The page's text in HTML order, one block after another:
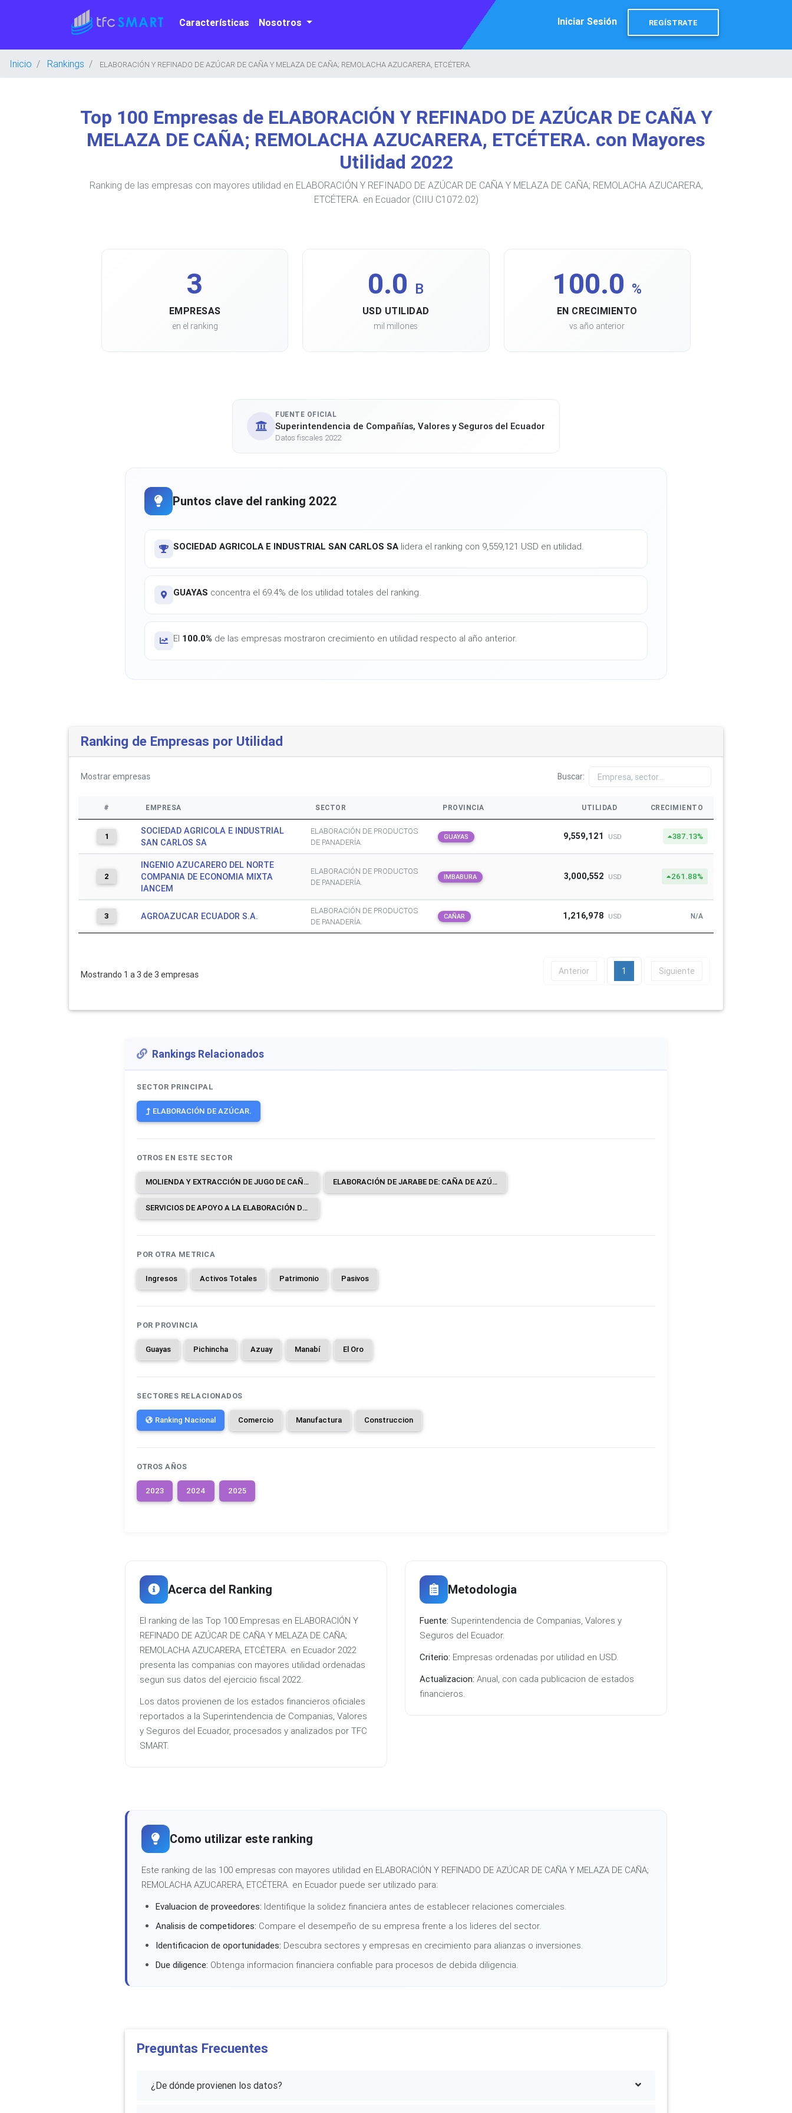
Características Nosotros Iniciar Sesión REGÍSTRATE
Inicio Rankings ELABORACIÓN Y REFINADO DE AZÚCAR DE CAÑA Y MELAZA DE CAÑA; REMOLACHA AZUCARERA, ETCÉTERA.
Top 100 Empresas de ELABORACIÓN Y REFINADO DE AZÚCAR DE CAÑA Y
MELAZA DE CAÑA; REMOLACHA AZUCARERA, ETCÉTERA. con Mayores
Utilidad 2022
Ranking de las empresas con mayores utilidad en ELABORACIÓN Y REFINADO DE AZÚCAR DE CAÑA Y MELAZA DE CAÑA; REMOLACHA AZUCARERA,
ETCÉTERA. en Ecuador (CIIU C1072.02)
3
EMPRESAS
en el ranking
0.0 B
USD UTILIDAD
mil millones
100.0 %
EN CRECIMIENTO
vs año anterior
FUENTE OFICIAL
Superintendencia de Compañías, Valores y Seguros del Ecuador
Datos fiscales 2022
Puntos clave del ranking 2022
SOCIEDAD AGRICOLA E INDUSTRIAL SAN CARLOS SA lidera el ranking con 9,559,121 USD en utilidad.
GUAYAS concentra el 69.4% de los utilidad totales del ranking.
El 100.0% de las empresas mostraron crecimiento en utilidad respecto al año anterior.
Ranking de Empresas por Utilidad
Mostrarempresas Buscar:
# EMPRESA SECTOR PROVINCIA UTILIDAD CRECIMIENTO
1
SOCIEDAD AGRICOLA E INDUSTRIAL
SAN CARLOS SA
ELABORACIÓN DE PRODUCTOS
DE PANADERÍA.
GUAYAS 9,559,121 USD 387.13%
2
INGENIO AZUCARERO DEL NORTE
COMPANIA DE ECONOMIA MIXTA
IANCEM
ELABORACIÓN DE PRODUCTOS
DE PANADERÍA.
IMBABURA 3,000,552 USD 261.88%
3 AGROAZUCAR ECUADOR S.A.
ELABORACIÓN DE PRODUCTOS
DE PANADERÍA.
CAÑAR 1,216,978 USD N/A
Mostrando 1 a 3 de 3 empresas Anterior 1 Siguiente
Rankings Relacionados
SECTOR PRINCIPAL
ELABORACIÓN DE AZÚCAR.
OTROS EN ESTE SECTOR
MOLIENDA Y EXTRACCIÓN DE JUGO DE CAÑA (TRAPICHE) Y PRODUCCIÓN DE PANELA. ELABORACIÓN DE JARABE DE: CAÑA DE AZÚCAR, PALMA, REMOLACHA AZUCARERA, STEVIA, ETCÉTERA.
SERVICIOS DE APOYO A LA ELABORACIÓN DE AZÚCAR A CAMBIO DE UNA RETRIBUCIÓN O POR CONTRATO.
POR OTRA METRICA
Ingresos Activos Totales Patrimonio Pasivos
POR PROVINCIA
Guayas Pichincha Azuay Manabí El Oro
SECTORES RELACIONADOS
Ranking Nacional Comercio Manufactura Construccion
OTROS AÑOS
2023 2024 2025
Acerca del Ranking
El ranking de las Top 100 Empresas en ELABORACIÓN Y
REFINADO DE AZÚCAR DE CAÑA Y MELAZA DE CAÑA;
REMOLACHA AZUCARERA, ETCÉTERA. en Ecuador 2022
presenta las companias con mayores utilidad ordenadas
segun sus datos del ejercicio fiscal 2022.
Los datos provienen de los estados financieros oficiales
reportados a la Superintendencia de Companias, Valores
y Seguros del Ecuador, procesados y analizados por TFC
SMART.
Metodologia
Fuente: Superintendencia de Companias, Valores y
Seguros del Ecuador.
Criterio: Empresas ordenadas por utilidad en USD.
Actualizacion: Anual, con cada publicacion de estados
financieros.
Como utilizar este ranking
Este ranking de las 100 empresas con mayores utilidad en ELABORACIÓN Y REFINADO DE AZÚCAR DE CAÑA Y MELAZA DE CAÑA;
REMOLACHA AZUCARERA, ETCÉTERA. en Ecuador puede ser utilizado para:
Evaluacion de proveedores: Identifique la solidez financiera antes de establecer relaciones comerciales.
Analisis de competidores: Compare el desempeño de su empresa frente a los lideres del sector.
Identificacion de oportunidades: Descubra sectores y empresas en crecimiento para alianzas o inversiones.
Due diligence: Obtenga informacion financiera confiable para procesos de debida diligencia.
Preguntas Frecuentes
¿De dónde provienen los datos?